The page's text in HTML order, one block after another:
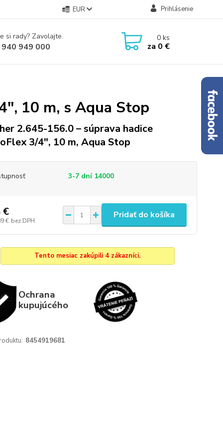
EUR Prihlásenie
si rady? Zavolajte.
949 000
0ks
za 0 €
10 m, s Aqua Stop
2.645-156.0 – súprava hadice
3/4″, 10 m, Aqua Stop
3-7 dní 14000
€
€ bez DPH
Pridať do košíka
Tento mesiac zakúpili 4 zákazníci.
Ochrana
kupujúcého
8454919681